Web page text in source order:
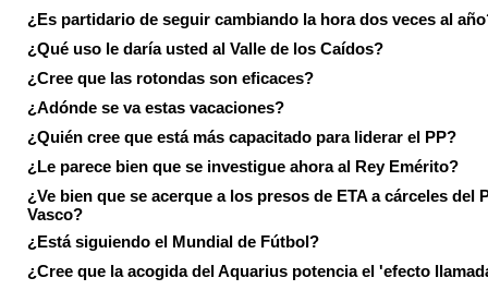
¿Es partidario de seguir cambiando la hora dos veces al
¿Qué uso le daría usted al Valle de los Caídos?
¿Cree que las rotondas son eficaces?
¿Adónde se va estas vacaciones?
¿Quién cree que está más capacitado para liderar el PP?
¿Le parece bien que se investigue ahora al Rey Emérito?
¿Ve bien que se acerque a los presos de ETA a cárceles del
Vasco?
¿Está siguiendo el Mundial de Fútbol?
¿Cree que la acogida del Aquarius potencia el 'efecto